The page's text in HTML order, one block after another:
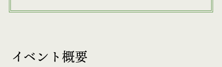
イベント概要